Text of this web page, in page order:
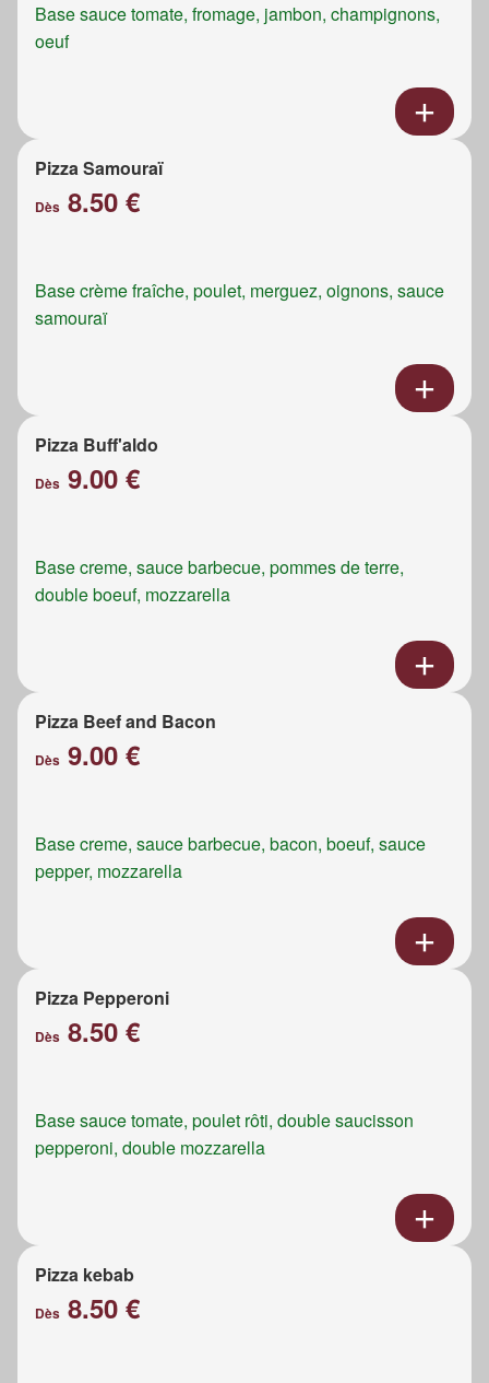
Base sauce tomate, fromage, jambon, champignons,
oeuf
Pizza Samouraï
Dès 8.50 €
Base crème fraîche, poulet, merguez, oignons, sauce
samouraï
Pizza Buff'aldo
Dès 9.00 €
Base creme, sauce barbecue, pommes de terre,
double boeuf, mozzarella
Pizza Beef and Bacon
Dès 9.00 €
Base creme, sauce barbecue, bacon, boeuf, sauce
pepper, mozzarella
Pizza Pepperoni
Dès 8.50 €
Base sauce tomate, poulet rôti, double saucisson
pepperoni, double mozzarella
Pizza kebab
Dès 8.50 €